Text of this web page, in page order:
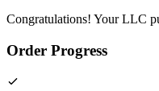
Congratulations! Your LLC
Order Progress